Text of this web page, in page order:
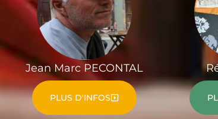
Jean Marc PECONTAL
PLUS D'INFOS